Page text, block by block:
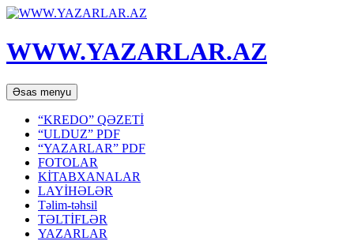
WWW.YAZARLAR.AZ
Axtar
Əsas menyu Mühtəviyyata
keç
“KREDO” QƏZETİ
“ULDUZ” PDF
“YAZARLAR” PDF
FOTOLAR
KİTABXANALAR
LAYİHƏLƏR
Təlim-təhsil
TƏLTİFLƏR
YAZARLAR